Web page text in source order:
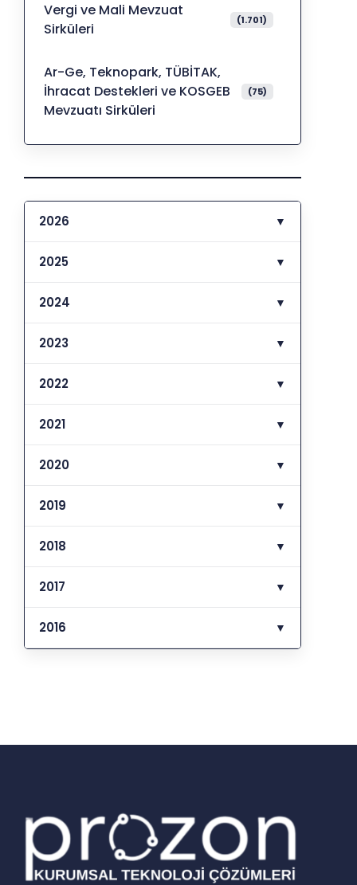
Vergi ve Mali Mevzuat
Sirküleri
(1.701)
Ar-Ge, Teknopark, TÜBİTAK,
İhracat Destekleri ve KOSGEB
Mevzuatı Sirküleri
(75)
2026 ▼
2025 ▼
2024 ▼
2023 ▼
2022 ▼
2021 ▼
2020 ▼
2019 ▼
2018 ▼
2017 ▼
2016 ▼